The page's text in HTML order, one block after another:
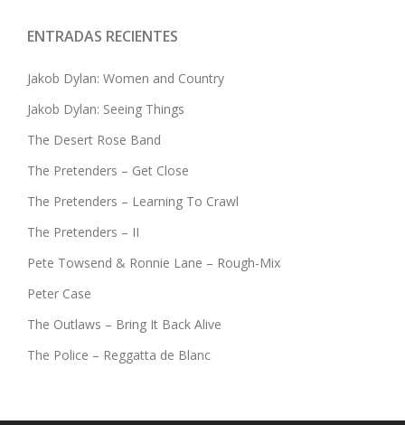
ENTRADAS RECIENTES
Jakob Dylan: Women and Country
Jakob Dylan: Seeing Things
The Desert Rose Band
The Pretenders – Get Close
The Pretenders – Learning To Crawl
The Pretenders – II
Pete Towsend & Ronnie Lane – Rough-Mix
Peter Case
The Outlaws – Bring It Back Alive
The Police – Reggatta de Blanc